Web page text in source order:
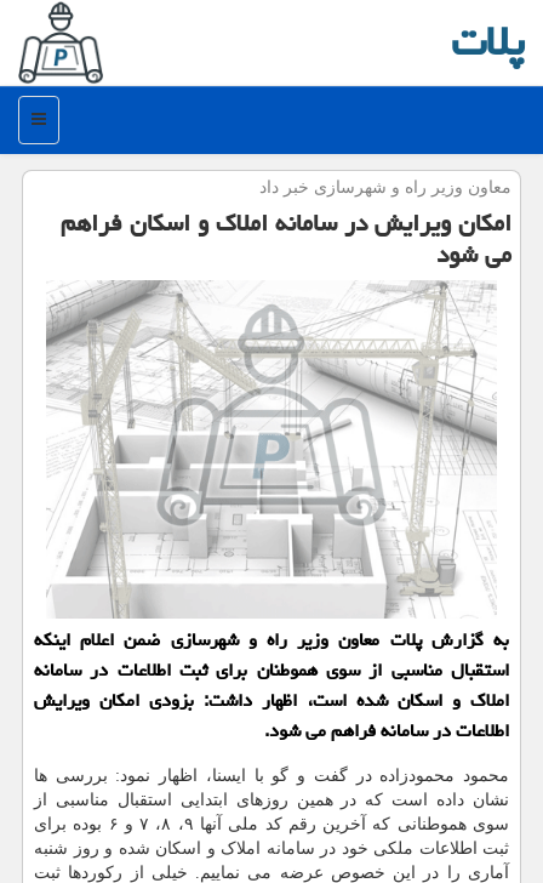
پلات
منو
معاون وزیر راه و شهرسازی خبر داد
امكان ویرایش در سامانه املاك و اسكان فراهم
می شود
به گزارش پلات معاون وزیر راه و شهرسازی ضمن اعلام اینکه
استقبال مناسبی از سوی هموطنان برای ثبت اطلاعات در سامانه
املاک و اسکان شده است، اظهار داشت: بزودی امکان ویرایش
اطلاعات در سامانه فراهم می شود.
محمود محمودزاده در گفت و گو با ایسنا، اظهار نمود: بررسی ها
نشان داده است که در همین روزهای ابتدایی استقبال مناسبی از
سوی هموطنانی که آخرین رقم کد ملی آنها ۹، ۸، ۷ و ۶ بوده برای
ثبت اطلاعات ملکی خود در سامانه املاک و اسکان شده و روز شنبه
آماری را در این خصوص عرضه می نماییم. خیلی از رکوردها ثبت